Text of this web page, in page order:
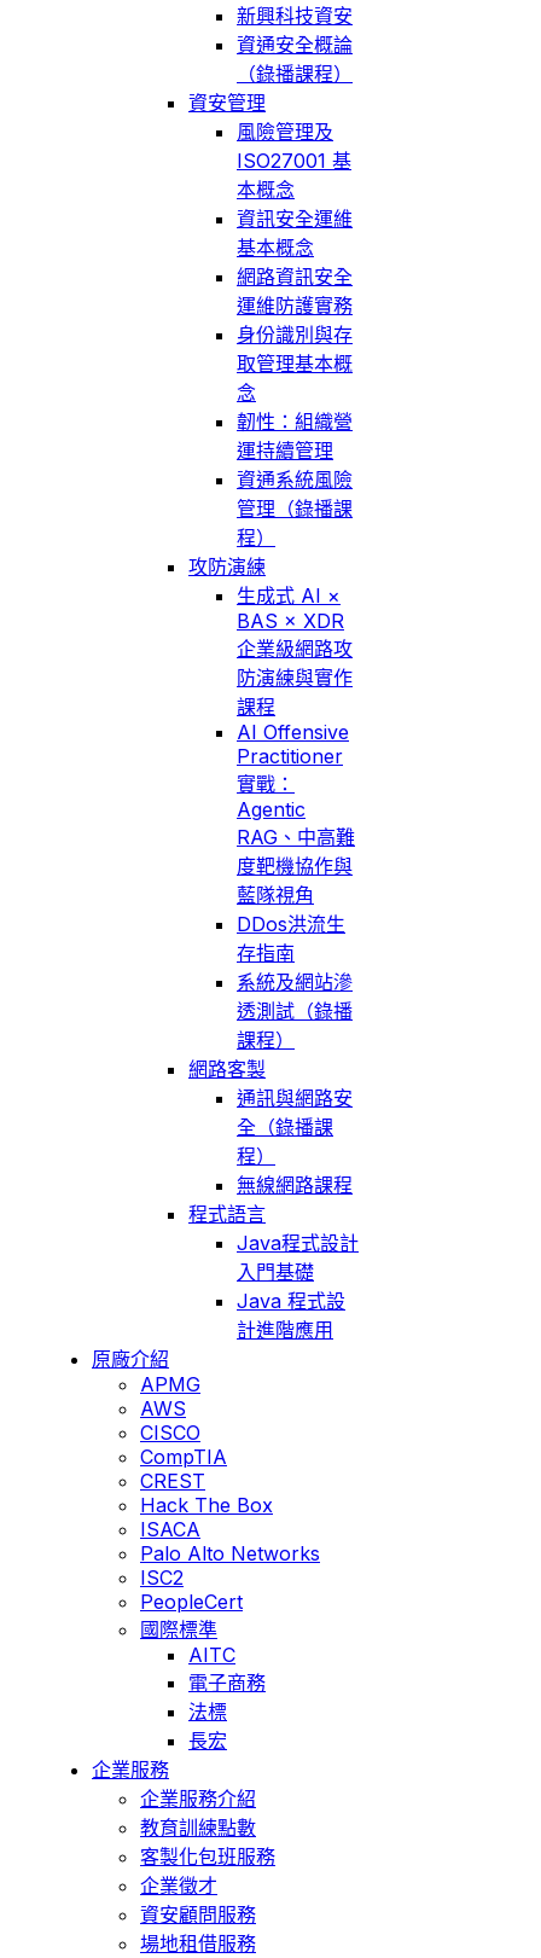
新興科技資安
資通安全概論
（錄播課程）
資安管理
風險管理及
ISO27001 基
本概念
資訊安全運維
基本概念
網路資訊安全
運維防護實務
身份識別與存
取管理基本概
念
韌性：組織營
運持續管理
資通系統風險
管理（錄播課
程）
攻防演練
生成式 AI ×
BAS × XDR
企業級網路攻
防演練與實作
課程
AI Offensive
Practitioner
實戰：
Agentic
RAG、中高難
度靶機協作與
藍隊視角
DDos洪流生
存指南
系統及網站滲
透測試（錄播
課程）
網路客製
通訊與網路安
全（錄播課
程）
無線網路課程
程式語言
Java程式設計
入門基礎
Java 程式設
計進階應用
原廠介紹
APMG
AWS
CISCO
CompTIA
CREST
Hack The Box
ISACA
Palo Alto Networks
ISC2
PeopleCert
國際標準
AITC
電子商務
法標
長宏
企業服務
企業服務介紹
教育訓練點數
客製化包班服務
企業徵才
資安顧問服務
場地租借服務